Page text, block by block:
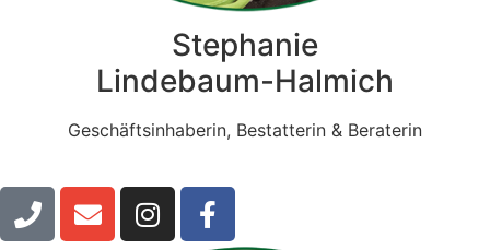
Stephanie
Lindebaum-Halmich
Geschäftsinhaberin, Bestatterin & Beraterin